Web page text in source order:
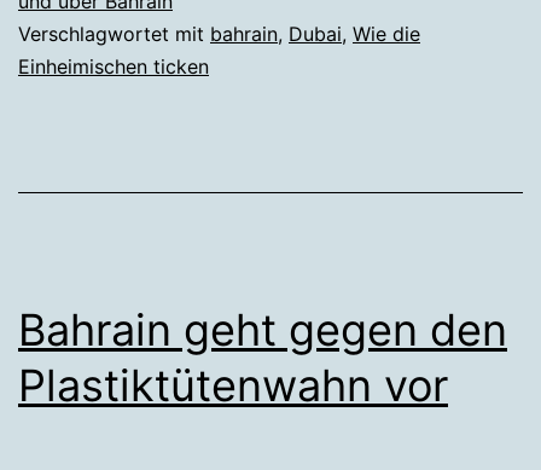
Verschlagwortet mit bahrain, Dubai, Wie die
Einheimischen ticken
Bahrain geht gegen den
Plastiktütenwahn vor